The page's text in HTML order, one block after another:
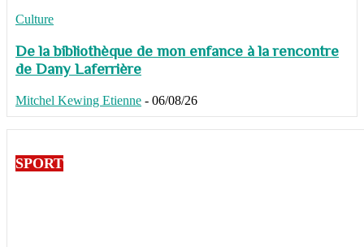
Culture
De la bibliothèque de mon enfance à la rencontre
de Dany Laferrière
Mitchel Kewing Etienne - 06/08/26
SPORT